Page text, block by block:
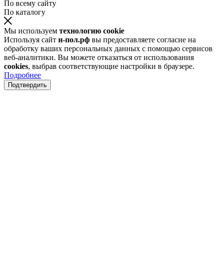
По всему сайту
По каталогу
Мы используем технологию cookie
Используя сайт н-пол.рф вы предоставляете согласие на
обработку ваших персональных данных с помощью сервисов
веб-аналитики. Вы можете отказаться от использования
cookies, выбрав соответствующие настройки в браузере.
Подробнее
Подтвердить